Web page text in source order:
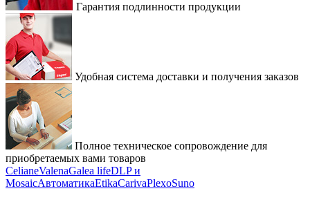
Гарантия подлинности продукции
Удобная система доставки и получения заказов
Полное техническое сопровождение для
приобретаемых вами товаров
CelianeValenaGalea lifeDLP и
MosaicАвтоматикаEtikaCarivaPlexoSuno